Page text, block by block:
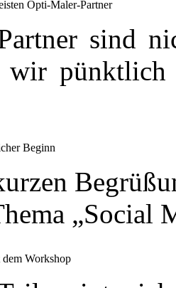
Opti-Maler-Partner
sind
wir
Beginn
„Social
Workshop